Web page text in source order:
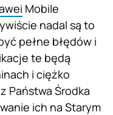
Mobile
nadal są to
pełne błędów i
te będą
i ciężko
Państwa Środka
ich na Starym